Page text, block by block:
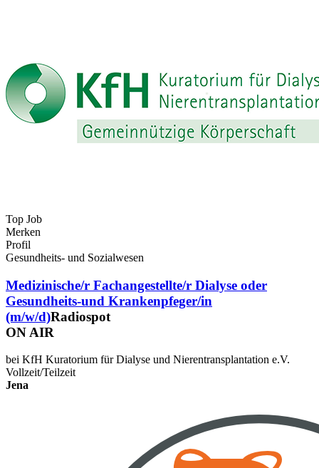
Top Job
Merken
Profil
Gesundheits- und Sozialwesen
Medizinische/r Fachangestellte/r Dialyse oder
Gesundheits-und Krankenpfeger/in
(m/w/d)Radiospot
ON AIR
bei KfH Kuratorium für Dialyse und Nierentransplantation e.V.
Vollzeit/Teilzeit
Jena